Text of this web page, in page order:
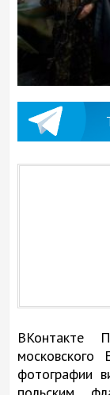
ВКонтакте
московского
фотографии